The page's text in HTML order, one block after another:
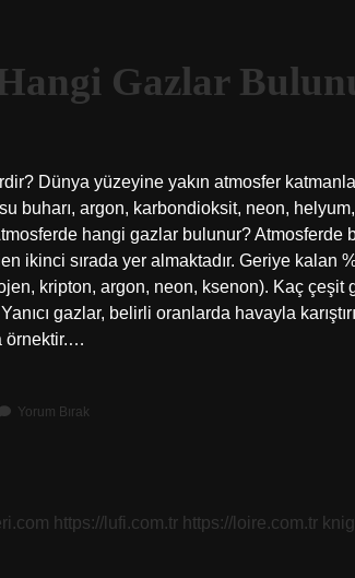
Gazlar
Dünya yüzeyine yakın atmosfer
buharı, argon, karbondioksit, neon,
hangi gazlar bulunur? Atmosferde
ikinci sırada yer almaktadır. Geriye kalan
kripton, argon, neon, ksenon). Kaç çeşit
gazlar, belirli oranlarda havayla
örnektir.…
Yorum Bırak
https://lufi.com.tr https://loire.com.tr